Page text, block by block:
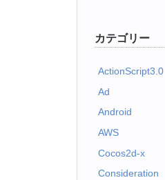
カテゴリー
ActionScript3.0
Ad
Android
AWS
Cocos2d-x
Consideration